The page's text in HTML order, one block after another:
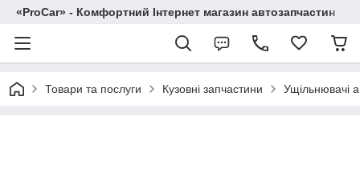
«ProCar» - Комфортний Інтернет магазин автозапчастин
Товари та послуги Кузовні запчастини Ущільнювачі